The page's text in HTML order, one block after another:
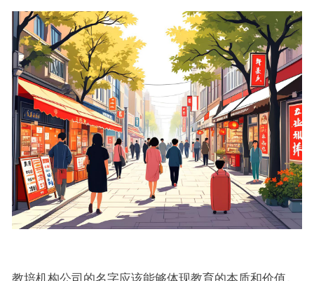
教培机构公司的名字应该能够体现教育的本质和价值。